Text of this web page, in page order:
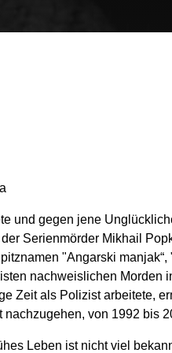
und gegen jene
Serienmörder Mikhail
"Angarski
nachweislichen Morden
Zeit als Polizist arbeitete,
nachzugehen, von 1992 bis
Leben ist nicht viel